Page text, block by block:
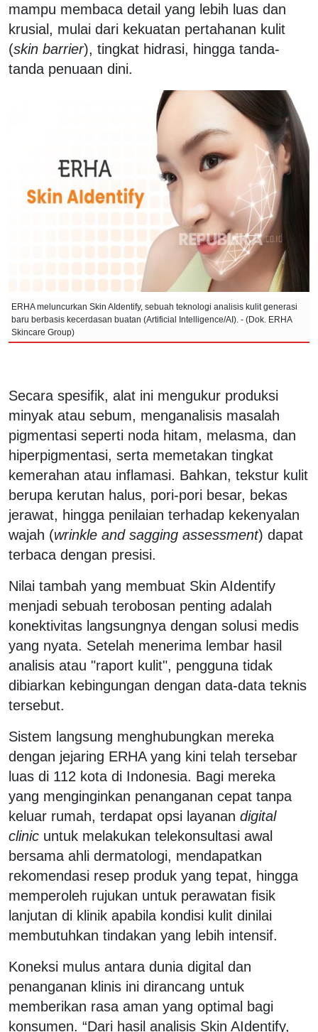
mampu membaca detail yang lebih luas dan
krusial, mulai dari kekuatan pertahanan kulit
(skin barrier), tingkat hidrasi, hingga tanda-
tanda penuaan dini.
ERHA meluncurkan Skin AIdentify, sebuah teknologi analisis kulit generasi
baru berbasis kecerdasan buatan (Artificial Intelligence/AI). - (Dok. ERHA
Skincare Group)
Secara spesifik, alat ini mengukur produksi
minyak atau sebum, menganalisis masalah
pigmentasi seperti noda hitam, melasma, dan
hiperpigmentasi, serta memetakan tingkat
kemerahan atau inflamasi. Bahkan, tekstur kulit
berupa kerutan halus, pori-pori besar, bekas
jerawat, hingga penilaian terhadap kekenyalan
wajah (wrinkle and sagging assessment) dapat
terbaca dengan presisi.
Nilai tambah yang membuat Skin AIdentify
menjadi sebuah terobosan penting adalah
konektivitas langsungnya dengan solusi medis
yang nyata. Setelah menerima lembar hasil
analisis atau "raport kulit", pengguna tidak
dibiarkan kebingungan dengan data-data teknis
tersebut.
Sistem langsung menghubungkan mereka
dengan jejaring ERHA yang kini telah tersebar
luas di 112 kota di Indonesia. Bagi mereka
yang menginginkan penanganan cepat tanpa
keluar rumah, terdapat opsi layanan digital
clinic untuk melakukan telekonsultasi awal
bersama ahli dermatologi, mendapatkan
rekomendasi resep produk yang tepat, hingga
memperoleh rujukan untuk perawatan fisik
lanjutan di klinik apabila kondisi kulit dinilai
membutuhkan tindakan yang lebih intensif.
Koneksi mulus antara dunia digital dan
penanganan klinis ini dirancang untuk
memberikan rasa aman yang optimal bagi
konsumen. “Dari hasil analisis Skin AIdentify,